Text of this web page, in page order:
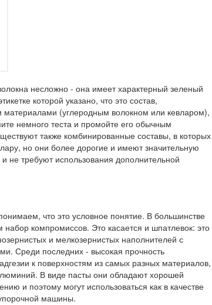
несложно - она ​​имеет характерный зеленый
которой указано, что это состав,
(углеродным волокном или кевларом),
немного теста и промойте его обычным
также комбинированные составы, в которых
но они более дорогие и имеют значительную
требуют использования дополнительной
что это условное понятие. В большинстве
набор компромиссов. Это касается и шпатлевок: это
и мелкозернистых наполнителей с
Среди последних - высокая прочность
к поверхностям из самых разных материалов,
В виде пасты они обладают хорошей
и поэтому могут использоваться как в качестве
машины.